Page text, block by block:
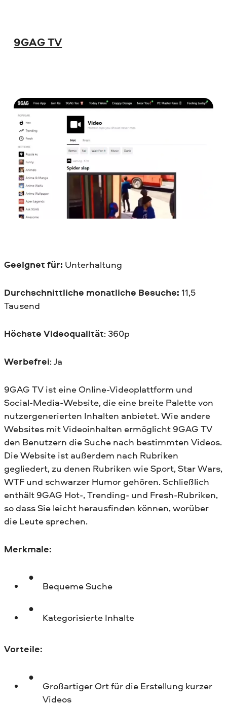
9GAG TV
Geeignet für: Unterhaltung
Durchschnittliche monatliche Besuche: 11,5
Tausend
Höchste Videoqualität: 360p
Werbefrei: Ja
9GAG TV ist eine Online-Videoplattform und
Social-Media-Website, die eine breite Palette von
nutzergenerierten Inhalten anbietet. Wie andere
Websites mit Videoinhalten ermöglicht 9GAG TV
den Benutzern die Suche nach bestimmten Videos.
Die Website ist außerdem nach Rubriken
gegliedert, zu denen Rubriken wie Sport, Star Wars,
WTF und schwarzer Humor gehören. Schließlich
enthält 9GAG Hot-, Trending- und Fresh-Rubriken,
so dass Sie leicht herausfinden können, worüber
die Leute sprechen.
Merkmale:
Bequeme Suche
Kategorisierte Inhalte
Vorteile:
Großartiger Ort für die Erstellung kurzer
Videos